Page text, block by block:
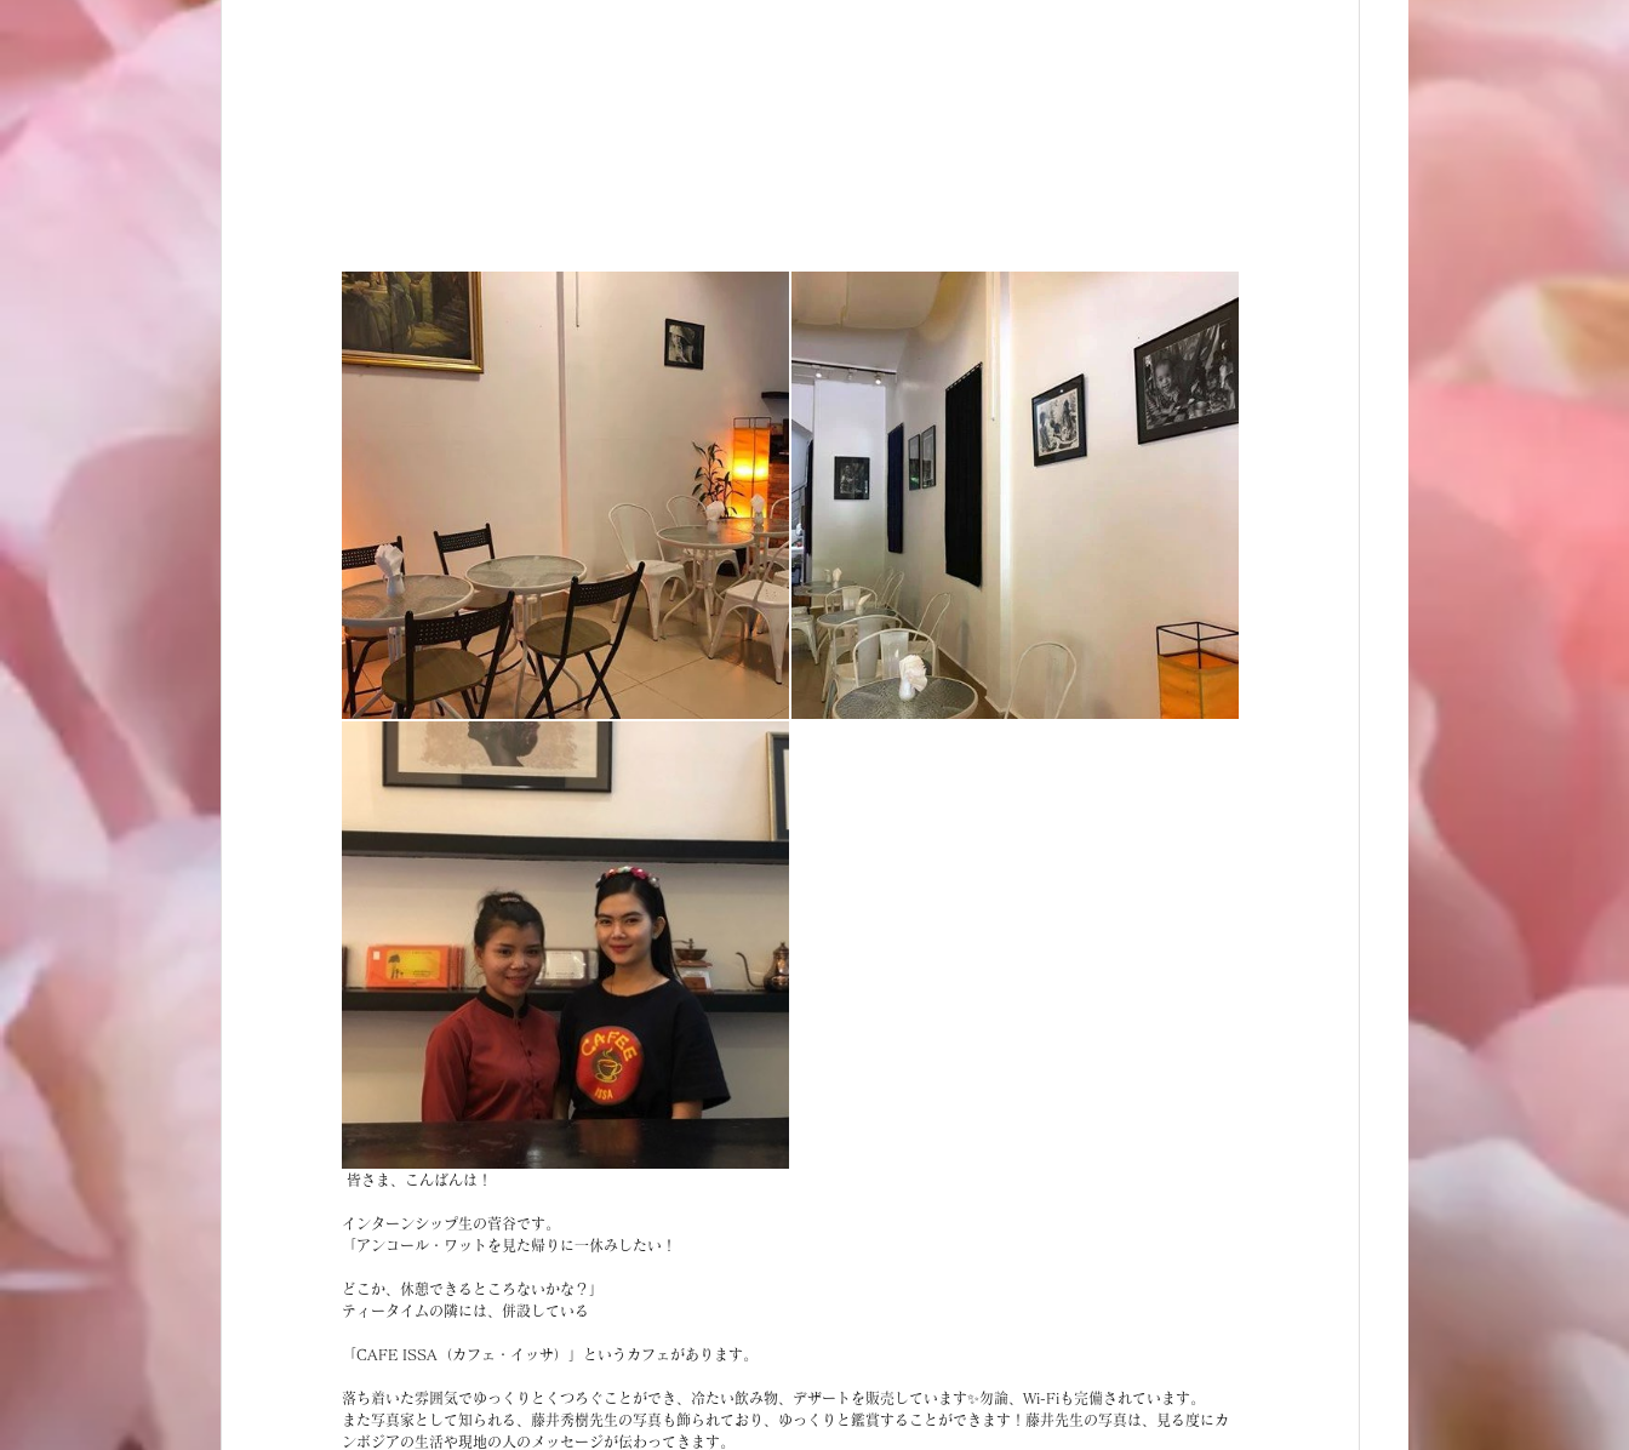
皆さま、こんばんは！
インターンシップ生の菅谷です。
「アンコール・ワットを見た帰りに一休みしたい！
どこか、休憩できるところないかな？」
ティータイムの隣には、併設している
「CAFE ISSA（カフェ・イッサ）」というカフェがあります。
落ち着いた雰囲気でゆっくりとくつろぐことができ、冷たい飲み物、デザートを販売しています✨勿論、Wi-Fiも完備されています。
また写真家として知られる、藤井秀樹先生の写真も飾られており、ゆっくりと鑑賞することができます！藤井先生の写真は、見る度にカ
ンボジアの生活や現地の人のメッセージが伝わってきます。